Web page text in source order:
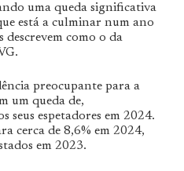
uma queda significativa
está a culminar num ano
descrevem como o da
preocupante para a
um queda de,
seus espetadores em 2024.
cerca de 8,6% em 2024,
em 2023.